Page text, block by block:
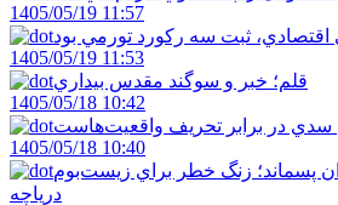
1405/05/19 11:57
ثبت سه رکورد تورمي بود
1405/05/19 11:53
قلم؛ خبر و سوگند مقدس بيداري
1405/05/18 10:42
سدي در برابر تحريف واقعيت‌هاست
1405/05/18 10:40
پسماند؛ زنگ خطر براي زيست‌بوم
درياچه